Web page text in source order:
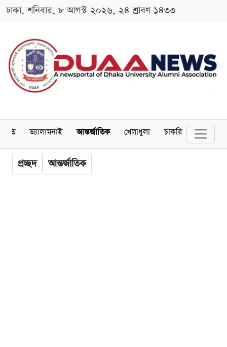
ঢাকা, শনিবার, ৮ আগস্ট ২০২৬, ২৪ শ্রাবণ ১৪৩৩
অ্যালামনাই আন্তর্জাতিক খেলাধুলা চাকরি স্কলারশিপ
প্রচ্ছদ আন্তর্জাতিক